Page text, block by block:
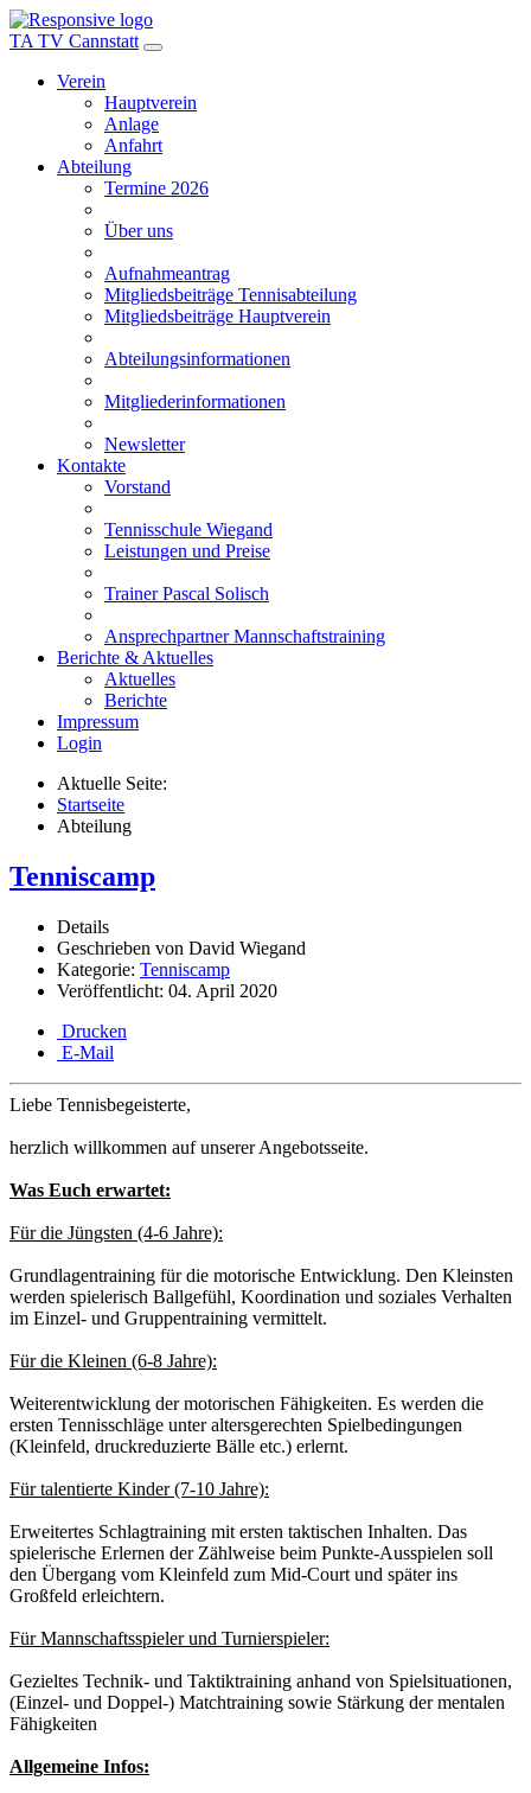
TA TV Cannstatt
Verein
Hauptverein
Anlage
Anfahrt
Abteilung
Termine 2026
Über uns
Aufnahmeantrag
Mitgliedsbeiträge Tennisabteilung
Mitgliedsbeiträge Hauptverein
Abteilungsinformationen
Mitgliederinformationen
Newsletter
Kontakte
Vorstand
Tennisschule Wiegand
Leistungen und Preise
Trainer Pascal Solisch
Ansprechpartner Mannschaftstraining
Berichte & Aktuelles
Aktuelles
Berichte
Impressum
Login
Aktuelle Seite:
Startseite
Abteilung
Tenniscamp
Details
Geschrieben von David Wiegand
Kategorie: Tenniscamp
Veröffentlicht: 04. April 2020
Drucken
E-Mail
Liebe Tennisbegeisterte,
herzlich willkommen auf unserer Angebotsseite.
Was Euch erwartet:
Für die Jüngsten (4-6 Jahre):
Grundlagentraining für die motorische Entwicklung. Den Kleinsten
werden spielerisch Ballgefühl, Koordination und soziales Verhalten
im Einzel- und Gruppentraining vermittelt.
Für die Kleinen (6-8 Jahre):
Weiterentwicklung der motorischen Fähigkeiten. Es werden die
ersten Tennisschläge unter altersgerechten Spielbedingungen
(Kleinfeld, druckreduzierte Bälle etc.) erlernt.
Für talentierte Kinder (7-10 Jahre):
Erweitertes Schlagtraining mit ersten taktischen Inhalten. Das
spielerische Erlernen der Zählweise beim Punkte-Ausspielen soll
den Übergang vom Kleinfeld zum Mid-Court und später ins
Großfeld erleichtern.
Für Mannschaftsspieler und Turnierspieler:
Gezieltes Technik- und Taktiktraining anhand von Spielsituationen,
(Einzel- und Doppel-) Matchtraining sowie Stärkung der mentalen
Fähigkeiten
Allgemeine Infos: